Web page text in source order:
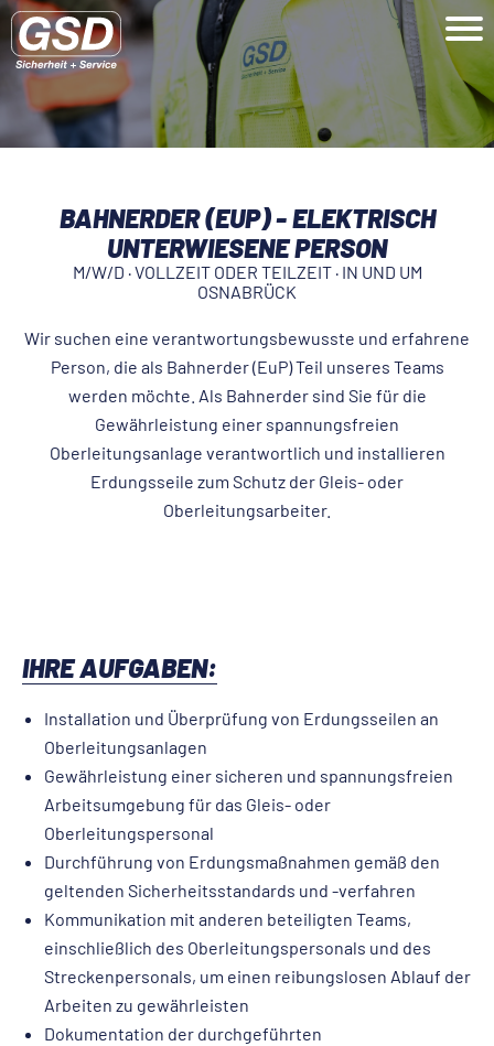
BAHNERDER (EUP) - ELEKTRISCH
UNTERWIESENE PERSON
M/W/D · VOLLZEIT ODER TEILZEIT · IN UND UM
OSNABRÜCK
Wir suchen eine verantwortungsbewusste und erfahrene
Person, die als Bahnerder (EuP) Teil unseres Teams
werden möchte. Als Bahnerder sind Sie für die
Gewährleistung einer spannungsfreien
Oberleitungsanlage verantwortlich und installieren
Erdungsseile zum Schutz der Gleis- oder
Oberleitungsarbeiter.
IHRE AUFGABEN:
Installation und Überprüfung von Erdungsseilen an
Oberleitungsanlagen
Gewährleistung einer sicheren und spannungsfreien
Arbeitsumgebung für das Gleis- oder
Oberleitungspersonal
Durchführung von Erdungsmaßnahmen gemäß den
geltenden Sicherheitsstandards und -verfahren
Kommunikation mit anderen beteiligten Teams,
einschließlich des Oberleitungspersonals und des
Streckenpersonals, um einen reibungslosen Ablauf der
Arbeiten zu gewährleisten
Dokumentation der durchgeführten